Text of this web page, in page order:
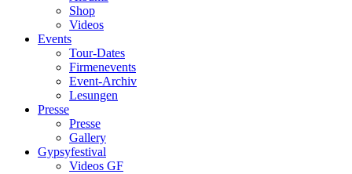
Shop
Videos
Events
Tour-Dates
Firmenevents
Event-Archiv
Lesungen
Presse
Presse
Gallery
Gypsyfestival
Videos GF